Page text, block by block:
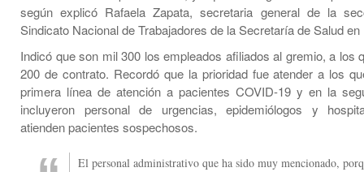
según explicó Rafaela Zapata, secretaria general de la
Sindicato Nacional de Trabajadores de la Secretaría de Salud
Indicó que son mil 300 los empleados afiliados al gremio, a los
200 de contrato. Recordó que la prioridad fue atender a los
primera línea de atención a pacientes COVID-19 y en la
incluyeron personal de urgencias, epidemiólogos y
atienden pacientes sospechosos.
El personal administrativo que ha sido muy mencionado,